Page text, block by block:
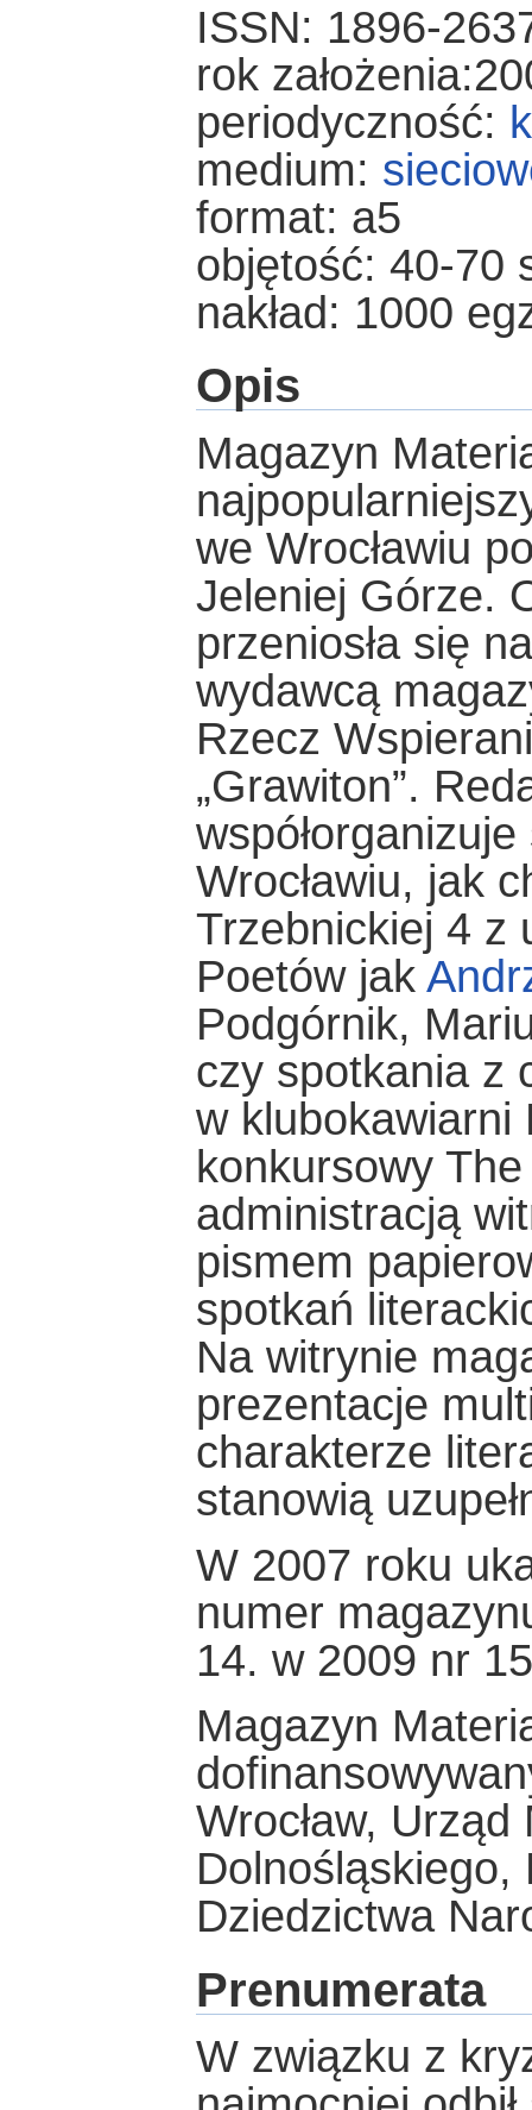
ISSN: 1896-
rok
periodyczność:
medium:
format: a5
objętość: 40-70
nakład: 1000
Opis
Magazyn
we Wrocławiu
Jeleniej Górze.
przeniosła się
wydawcą
Rzecz
„Grawiton”.
Wrocławiu, jak
Trzebnickiej 4 z
Poetów jak
Podgórnik,
czy spotkania z
w klubokawiarni
konkursowy
administracją
pismem
spotkań
Na witrynie
prezentacje
charakterze
stanowią
W 2007 roku
numer
14. w 2009 nr
Magazyn
Wrocław,
Dziedzictwa
Prenumerata
W związku z